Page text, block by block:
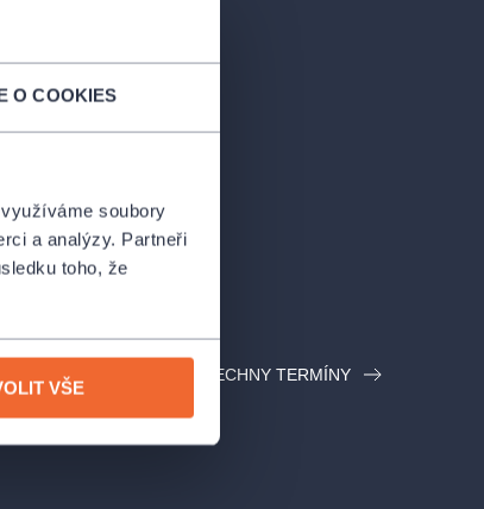
O COOKIES
soubory
a analýzy. Partneři
toho, že
VŠE
VŠECHNY TERMÍNY